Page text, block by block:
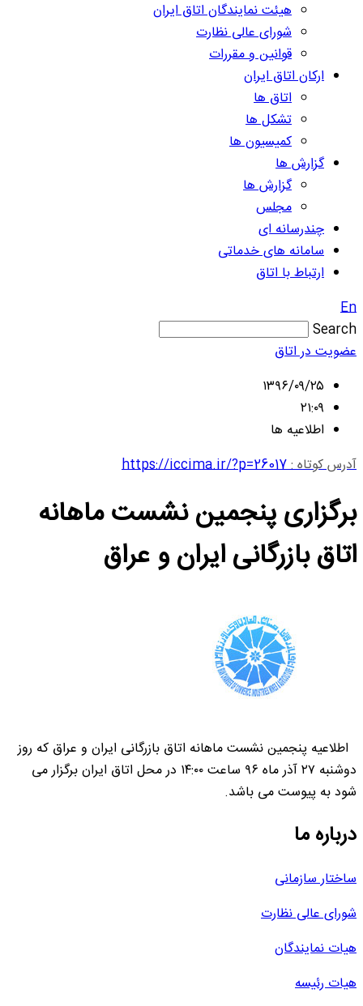
هیئت نمایندگان اتاق ایران
شورای عالی نظارت
قوانین و مقررات
ارکان اتاق ایران
اتاق ها
تشکل ها
کمیسیون ها
گزارش ها
گزارش ها
مجلس
چندرسانه ای
سامانه های خدماتی
ارتباط با اتاق
En
Search
عضویت در اتاق
۱۳۹۶/۰۹/۲۵
۲۱:۰۹
اطلاعیه ها
آدرس کوتاه :https://iccima.ir/?p=26017
برگزاری پنجمین نشست ماهانه
اتاق بازرگانی ایران و عراق
اطلاعیه پنجمین نشست ماهانه اتاق بازرگانی ایران و عراق که روز
دوشنبه ۲۷ آذر ماه ۹۶ ساعت ۱۴:۰۰ در محل اتاق ایران برگزار می
شود به پیوست می باشد.
درباره ما
ساختار سازمانی
شورای عالی نظارت
هیات نمایندگان
هیات رئیسه